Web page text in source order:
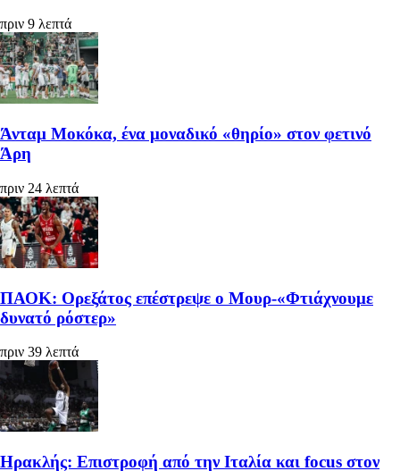
πριν 9 λεπτά
Άνταμ Μοκόκα, ένα μοναδικό «θηρίο» στον φετινό
Άρη
πριν 24 λεπτά
ΠΑΟΚ: Ορεξάτος επέστρεψε ο Μουρ-«Φτιάχνουμε
δυνατό ρόστερ»
πριν 39 λεπτά
Ηρακλής: Επιστροφή από την Ιταλία και focus στον